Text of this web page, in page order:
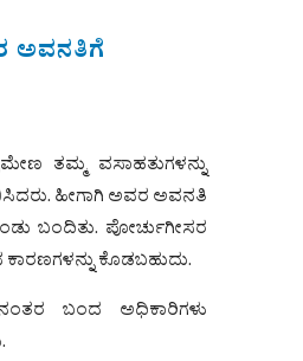
ಅವನತಿಗೆ
ತಮ್ಮ ವಸಾಹತುಗಳನ್ನು
ಹೀಗಾಗಿ ಅವರ ಅವನತಿ
ಬಂದಿತು. ಪೋರ್ಚುಗೀಸರ
ಕೊಡಬಹುದು.
ಬಂದ ಅಧಿಕಾರಿಗಳು